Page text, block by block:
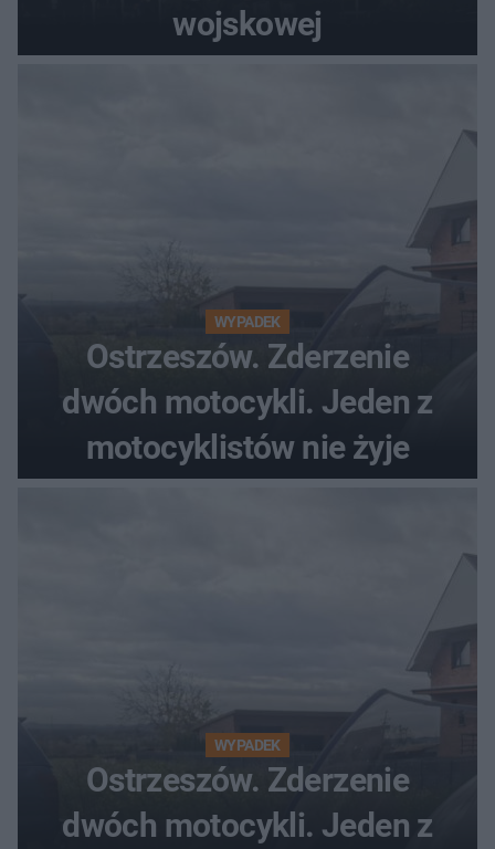
wojskowej
WYPADEK
Ostrzeszów. Zderzenie
dwóch motocykli. Jeden z
motocyklistów nie żyje
WYPADEK
Ostrzeszów. Zderzenie
dwóch motocykli. Jeden z